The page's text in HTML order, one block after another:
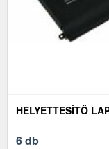
HELYETTESÍTŐ
6 db